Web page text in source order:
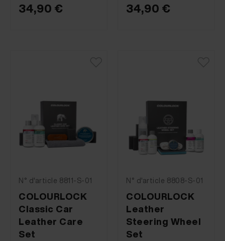
34,90 € 34,90 €
N° d'article 8811-S-01
COLOURLOCK
Classic Car
Leather Care
Set
N° d'article 8808-S-01
COLOURLOCK
Leather
Steering Wheel
Set